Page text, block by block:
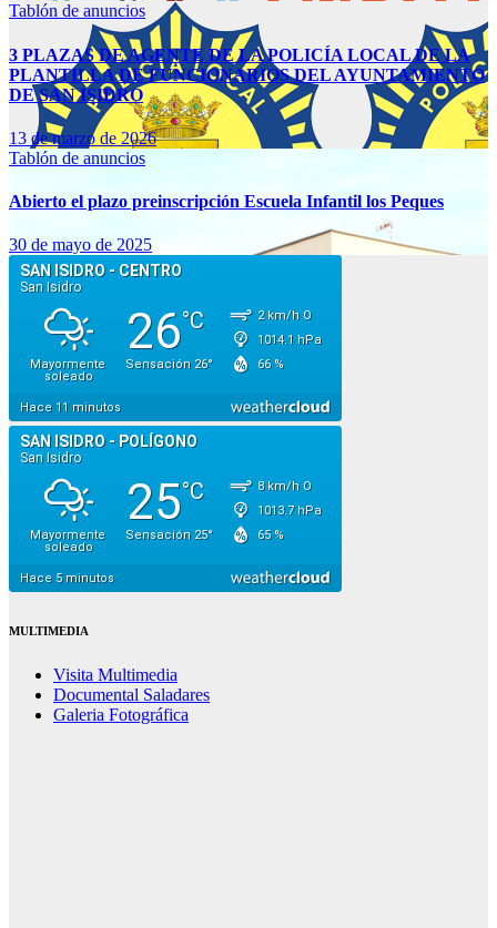
Tablón de anuncios
3 PLAZAS DE AGENTE DE LA POLICÍA LOCAL DE LA
PLANTILLA DE FUNCIONARIOS DEL AYUNTAMIENTO
DE SAN ISIDRO
13 de marzo de 2026
Tablón de anuncios
Abierto el plazo preinscripción Escuela Infantil los Peques
30 de mayo de 2025
MULTIMEDIA
Visita Multimedia
Documental Saladares
Galeria Fotográfica